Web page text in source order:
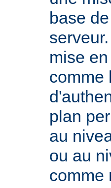
base
mise
comme
plan
au
ou au
comme